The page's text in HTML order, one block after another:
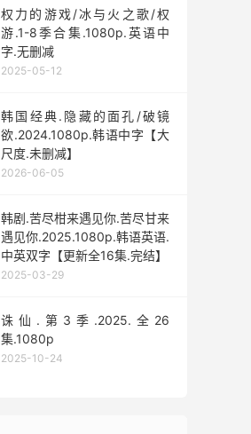
权力的游戏/冰与火之歌/权
游.1-8季合集.1080p.英语中
字.无删减
2025-05-12
韩国经典.隐藏的面孔/破镜
欲.2024.1080p.韩语中字【大
尺度.未删减】
2026-06-05
韩剧.苦尽柑来遇见你.苦尽甘来
遇见你.2025.1080p.韩语英语.
中英双字【更新全16集.完结】
2025-03-29
诛仙.第3季.2025.全26
集.1080p
2025-10-24